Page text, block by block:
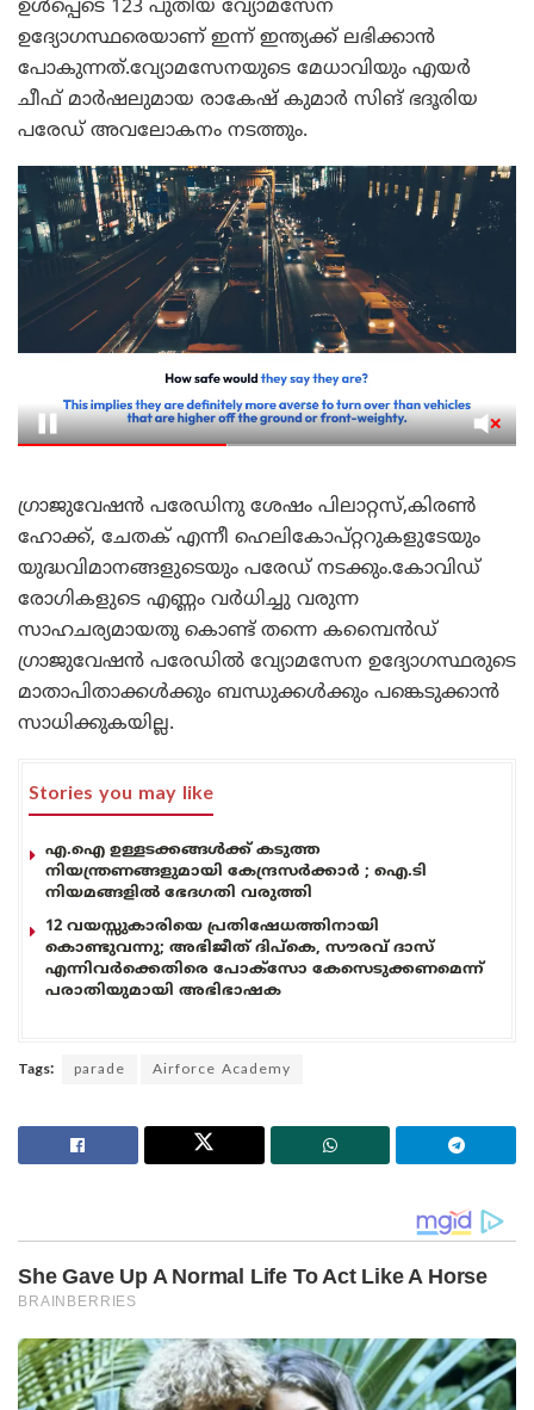
ഉൾപ്പെടെ 123 പുതിയ വ്യോമസേന
ഉദ്യോഗസ്ഥരെയാണ് ഇന്ന് ഇന്ത്യക്ക് ലഭിക്കാൻ
പോകുന്നത്.വ്യോമസേനയുടെ മേധാവിയും എയർ
ചീഫ് മാർഷലുമായ രാകേഷ് കുമാർ സിങ് ഭദൂരിയ
പരേഡ് അവലോകനം നടത്തും.
ഗ്രാജുവേഷൻ പരേഡിനു ശേഷം പിലാറ്റസ്‌,കിരൺ
ഹോക്ക്, ചേതക് എന്നീ ഹെലികോപ്റ്ററുകളുടേയും
യുദ്ധവിമാനങ്ങളുടെയും പരേഡ് നടക്കും.കോവിഡ്
രോഗികളുടെ എണ്ണം വർധിച്ചു വരുന്ന
സാഹചര്യമായതു കൊണ്ട് തന്നെ കമ്പൈൻഡ്
ഗ്രാജുവേഷൻ പരേഡിൽ വ്യോമസേന ഉദ്യോഗസ്ഥരുടെ
മാതാപിതാക്കൾക്കും ബന്ധുക്കൾക്കും പങ്കെടുക്കാൻ
സാധിക്കുകയില്ല.
Stories you may like
എ.ഐ ഉള്ളടക്കങ്ങൾക്ക് കടുത്ത
നിയന്ത്രണങ്ങളുമായി കേന്ദ്രസർക്കാർ ; ഐ.ടി
നിയമങ്ങളിൽ ഭേദഗതി വരുത്തി
12 വയസ്സുകാരിയെ പ്രതിഷേധത്തിനായി
കൊണ്ടുവന്നു; അഭിജീത് ദിപ്കെ, സൗരവ് ദാസ്
എന്നിവർക്കെതിരെ പോക്സോ കേസെടുക്കണമെന്ന്
പരാതിയുമായി അഭിഭാഷക
Tags: parade Airforce Academy